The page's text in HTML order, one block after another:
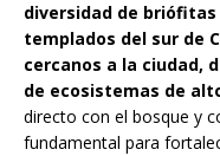
diversidad de
templados del sur de
cercanos a la ciudad,
de ecosistemas de
directo con el bosque y
fundamental para